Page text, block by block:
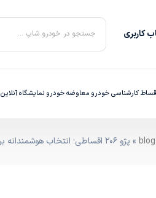
کاربری جستجو در خودرو شاپ ...
کارشناسی خودرو معاوضه خودرو نمایشگاه آنلاین
blog » پژو ۲۰۶ اقساطی؛ انتخاب هوشمندانه برای خرید قسطی با پیش‌پرداخت کم در خودروشاپ